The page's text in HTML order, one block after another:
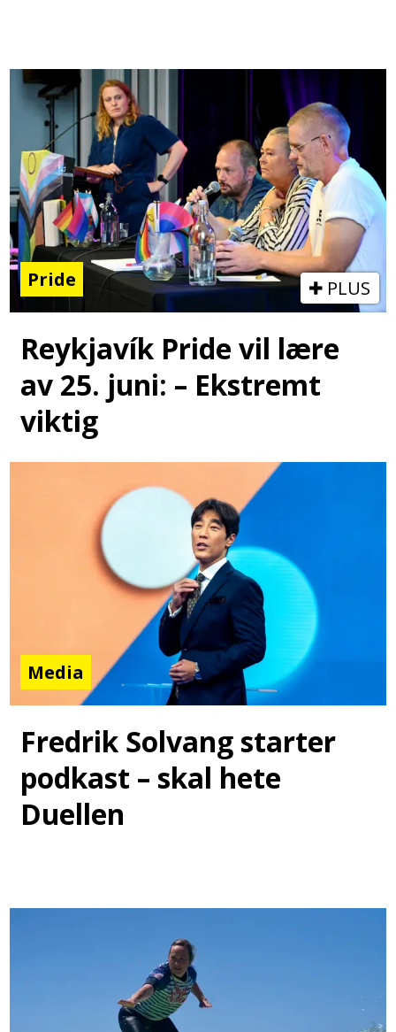
Pride PLUS
Reykjavík Pride vil lære
av 25. juni: – Ekstremt
viktig
Media
Fredrik Solvang starter
podkast – skal hete
Duellen